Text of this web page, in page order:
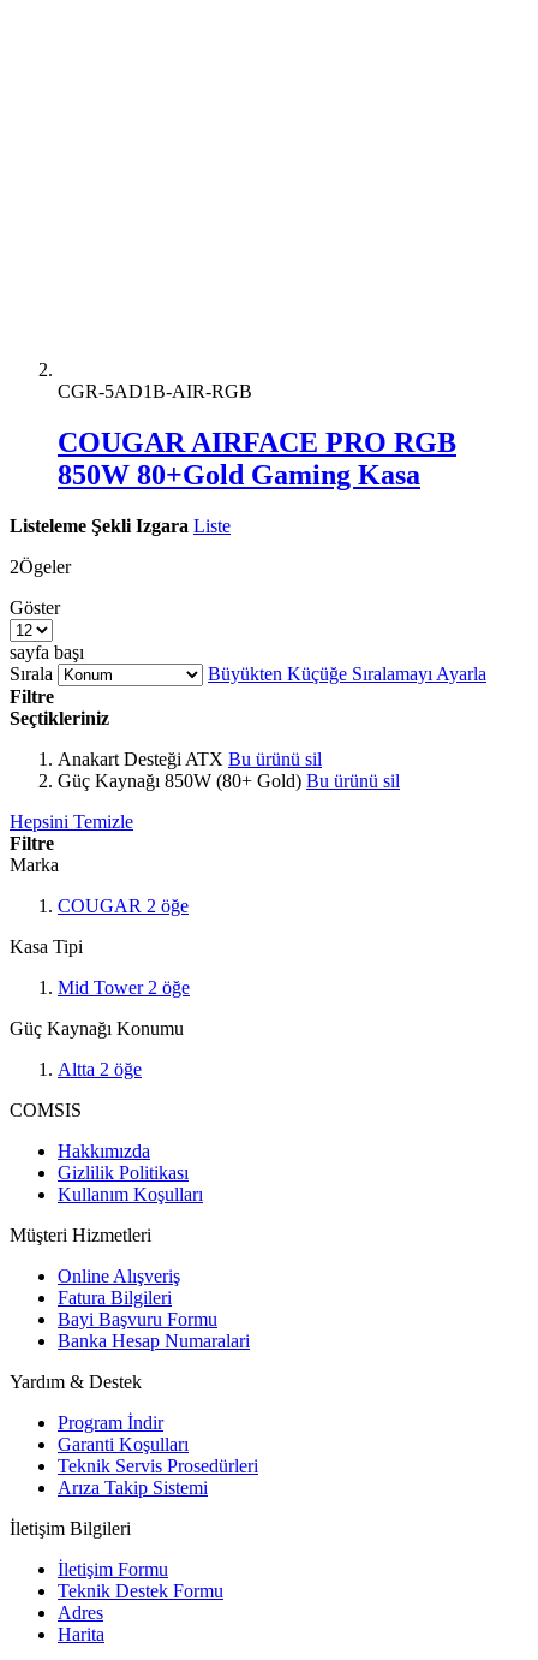
CGR-5AD1B-AIR-RGB
COUGAR AIRFACE PRO RGB
850W 80+Gold Gaming Kasa
Listeleme Şekli Izgara Liste
2Ögeler
Göster
sayfa başı
Sırala
Büyükten Küçüğe Sıralamayı Ayarla
Filtre
Seçtikleriniz
Anakart Desteği ATX Bu ürünü sil
Güç Kaynağı 850W (80+ Gold) Bu ürünü sil
Hepsini Temizle
Filtre
Marka
COUGAR 2 öğe
Kasa Tipi
Mid Tower 2 öğe
Güç Kaynağı Konumu
Altta 2 öğe
COMSIS
Hakkımızda
Gizlilik Politikası
Kullanım Koşulları
Müşteri Hizmetleri
Online Alışveriş
Fatura Bilgileri
Bayi Başvuru Formu
Banka Hesap Numaralari
Yardım & Destek
Program İndir
Garanti Koşulları
Teknik Servis Prosedürleri
Arıza Takip Sistemi
İletişim Bilgileri
İletişim Formu
Teknik Destek Formu
Adres
Harita